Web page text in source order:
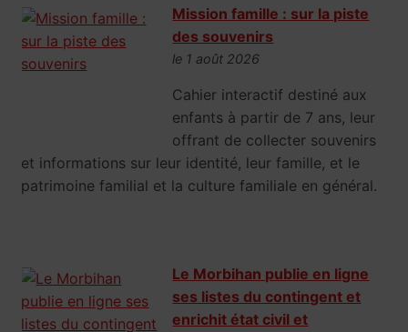
Mission famille : sur la piste
des souvenirs
le 1 août 2026
Cahier interactif destiné aux
enfants à partir de 7 ans, leur
offrant de collecter souvenirs
et informations sur leur identité, leur famille, et le
patrimoine familial et la culture familiale en général.
Le Morbihan publie en ligne
ses listes du contingent et
enrichit état civil et